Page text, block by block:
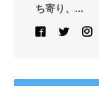
ち寄り、...